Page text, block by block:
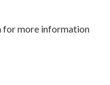
for more information